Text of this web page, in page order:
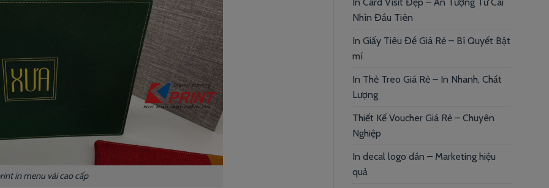
in menu vải cao cấp
Nhìn Đầu Tiên
In Giấy Tiêu Đề Giá Rẻ – Bí Quyết Bật
mí
In Thẻ Treo Giá Rẻ – In Nhanh, Chất
Lượng
Thiết Kế Voucher Giá Rẻ – Chuyên
Nghiệp
In decal logo dán – Marketing hiệu
quả